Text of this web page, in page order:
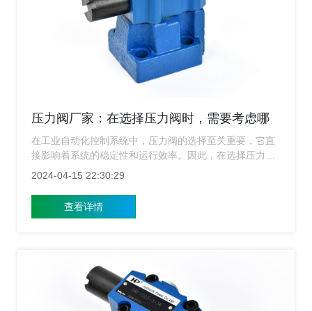
压力阀厂家：在选择压力阀时，需要考虑哪
些因素？
在工业自动化控制系统中，压力阀的选择至关重要，它直
接影响着系统的稳定性和运行效率。因此，在选择压力阀
时，需要综合考虑多个因素，以确保所选产品能够满足实
择压力阀时候，要考虑哪些因素？
2024-04-15 22:30:29
查看详情